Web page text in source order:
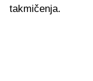
takmičenja.